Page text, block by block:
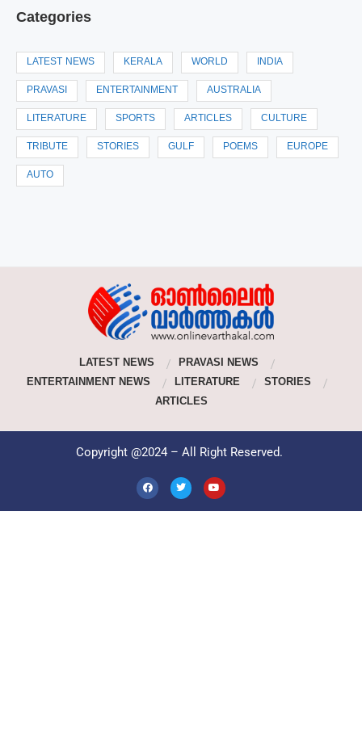
Categories
LATEST NEWS KERALA WORLD INDIA
PRAVASI ENTERTAINMENT AUSTRALIA
LITERATURE SPORTS ARTICLES CULTURE
TRIBUTE STORIES GULF POEMS EUROPE
AUTO
LATEST NEWS
PRAVASI NEWS
ENTERTAINMENT NEWS
LITERATURE
STORIES
ARTICLES
Copyright @2024 – All Right Reserved.